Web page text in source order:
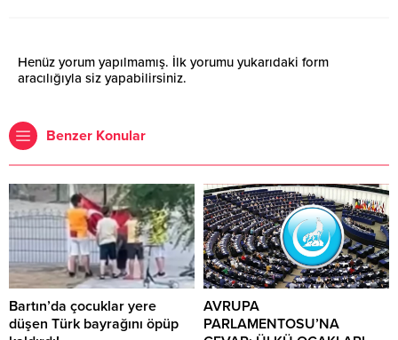
Henüz yorum yapılmamış. İlk yorumu yukarıdaki form
aracılığıyla siz yapabilirsiniz.
Benzer Konular
Bartın’da çocuklar yere
düşen Türk bayrağını öpüp
AVRUPA
PARLAMENTOSU’NA